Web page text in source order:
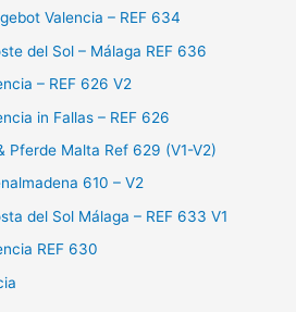
Valencia – REF 634
del Sol – Málaga REF 636
– REF 626 V2
in Fallas – REF 626
Pferde Malta Ref 629 (V1-V2)
610 – V2
del Sol Málaga – REF 633 V1
REF 630